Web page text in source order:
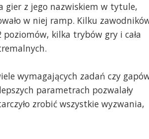
gier z jego nazwiskiem w tytule,
w niej ramp. Kilku
kilka trybów gry i cała
wymagających zadań czy
parametrach pozwalały
zrobić wszystkie wyzwania,